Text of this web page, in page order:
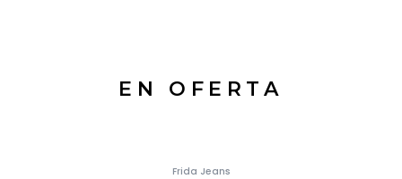
EN OFERTA
Frida Jeans